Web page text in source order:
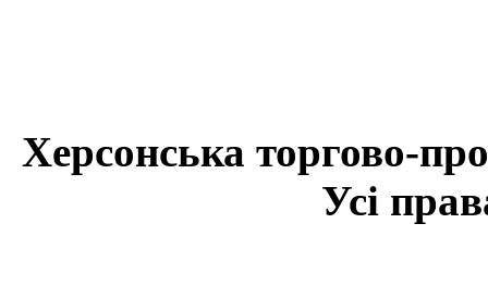
Херсонська торгово-
Усі